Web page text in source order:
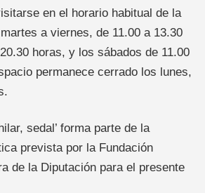
en el horario habitual de la
a viernes, de 11.00 a 13.30
horas, y los sábados de 11.00
permanece cerrado los lunes,
sedal’ forma parte de la
prevista por la Fundación
de la Diputación para el presente